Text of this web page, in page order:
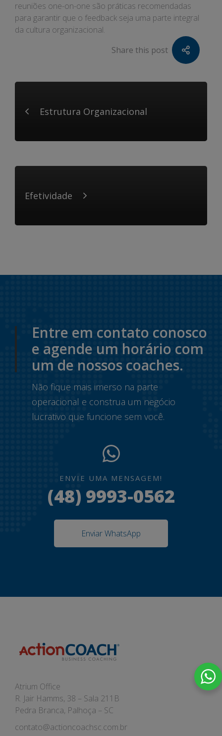
reuniões one-on-one são práticas recomendadas
para garantir que o feedback seja uma parte integral
da cultura organizacional.
Share this post
Estrutura Organizacional
Efetividade
Entre em contato conosco
e agende um horário com
um de nossos coaches.
Não fique mais imerso na parte
operacional e construa um negócio
lucrativo que funcione sem você.
ENVIE UMA MENSAGEM!
(48) 9993-0562
Enviar WhatsApp
Atrium Office
R. Jair Hamms, 38 – Sala 211B
Pedra Branca, Palhoça – SC
contato@actioncoachsc.com.br